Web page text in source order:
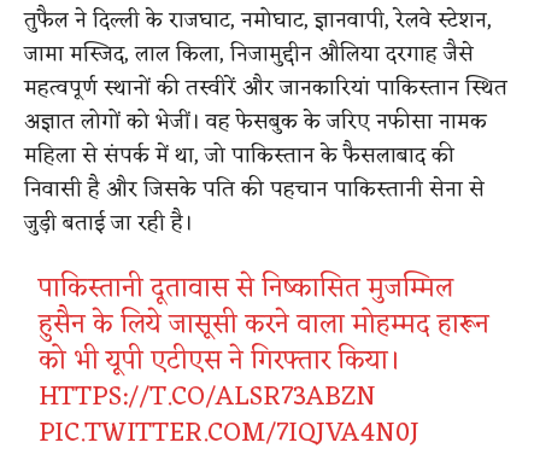
तुफैल ने दिल्ली के राजघाट, नमोघाट, ज्ञानवापी, रेलवे स्टेशन,
जामा मस्जिद, लाल किला, निजामुद्दीन औलिया दरगाह जैसे
महत्वपूर्ण स्थानों की तस्वीरें और जानकारियां पाकिस्तान स्थित
अज्ञात लोगों को भेजीं। वह फेसबुक के जरिए नफीसा नामक
महिला से संपर्क में था, जो पाकिस्तान के फैसलाबाद की
निवासी है और जिसके पति की पहचान पाकिस्तानी सेना से
जुड़ी बताई जा रही है।
पाकिस्तानी दूतावास से निष्कासित मुजम्मिल
हुसैन के लिये जासूसी करने वाला मोहम्मद हारून
को भी यूपी एटीएस ने गिरफ्तार किया।
HTTPS://T.CO/ALSR73ABZN
PIC.TWITTER.COM/7IQJVA4N0J